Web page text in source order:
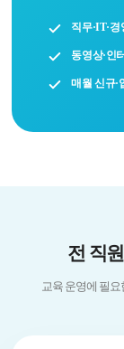
직무·IT·경
동영상·인
매월 신규·
전 직
교육 운영에 필